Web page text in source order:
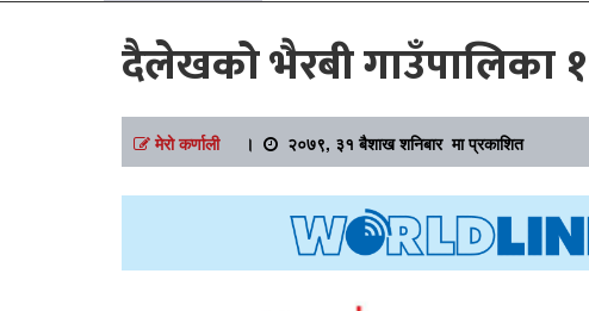
दैलेखको भैरबी गाउँपालिका
मेरो कर्णाली। २०७९, ३१ बैशाख शनिबार मा प्रकाशित